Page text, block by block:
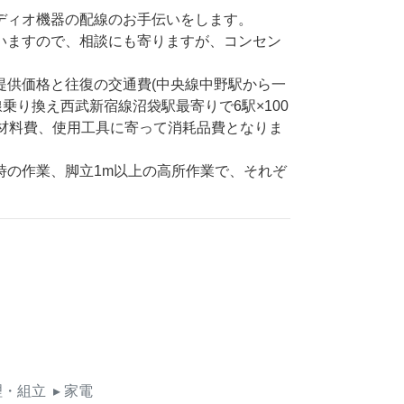
オ機器の配線のお手伝いをします。
ますので、相談にも寄りますが、コンセン
価格と往復の交通費(中央線中野駅から一
り換え西武新宿線沼袋駅最寄りで6駅×100
料費、使用工具に寄って消耗品費となりま
の作業、脚立1m以上の高所作業で、それぞ
組立 ▸ 家電